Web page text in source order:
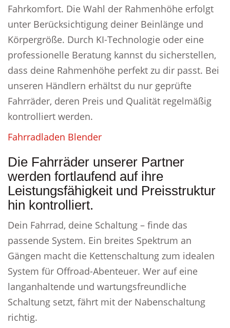
Fahrkomfort. Die Wahl der Rahmenhöhe erfolgt
unter Berücksichtigung deiner Beinlänge und
Körpergröße. Durch KI-Technologie oder eine
professionelle Beratung kannst du sicherstellen,
dass deine Rahmenhöhe perfekt zu dir passt. Bei
unseren Händlern erhältst du nur geprüfte
Fahrräder, deren Preis und Qualität regelmäßig
kontrolliert werden.
Fahrradladen Blender
Die Fahrräder unserer Partner
werden fortlaufend auf ihre
Leistungsfähigkeit und Preisstruktur
hin kontrolliert.
Dein Fahrrad, deine Schaltung – finde das
passende System. Ein breites Spektrum an
Gängen macht die Kettenschaltung zum idealen
System für Offroad-Abenteuer. Wer auf eine
langanhaltende und wartungsfreundliche
Schaltung setzt, fährt mit der Nabenschaltung
richtig.